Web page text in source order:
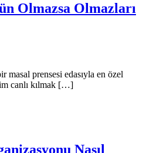
Olmazsa Olmazları
prensesi edasıyla en özel
canlı kılmak […]
Nasıl